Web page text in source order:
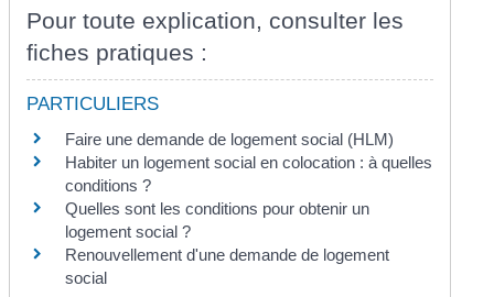
Pour toute explication, consulter les
fiches pratiques :
PARTICULIERS
Faire une demande de logement social (HLM)
Habiter un logement social en colocation : à quelles
conditions ?
Quelles sont les conditions pour obtenir un
logement social ?
Renouvellement d'une demande de logement
social